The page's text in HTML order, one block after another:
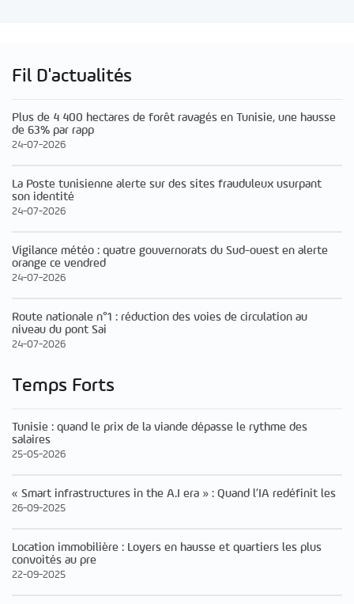
Fil D'actualités
Plus de 4 400 hectares de forêt ravagés en Tunisie, une hausse
de 63% par rapp
24-07-2026
La Poste tunisienne alerte sur des sites frauduleux usurpant
son identité
24-07-2026
Vigilance météo : quatre gouvernorats du Sud-ouest en alerte
orange ce vendred
24-07-2026
Route nationale n°1 : réduction des voies de circulation au
niveau du pont Sai
24-07-2026
Temps Forts
Tunisie : quand le prix de la viande dépasse le rythme des
salaires
25-05-2026
« Smart infrastructures in the A.I era » : Quand l’IA redéfinit les
26-09-2025
Location immobilière : Loyers en hausse et quartiers les plus
convoités au pre
22-09-2025